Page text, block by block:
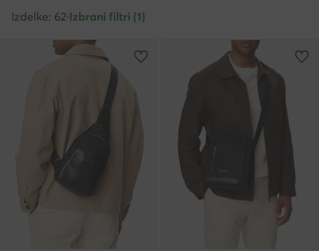
Izdelke: 62·Izbrani filtri (1)